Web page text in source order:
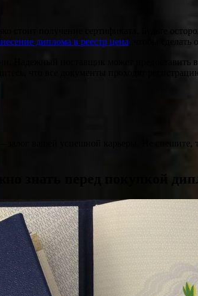
стоит получение сертификата. Будьте
диплома в реестр цена , чтобы
Надежный поставщик может предоставить
что все документы проходят
залог вашей успешной карьеры. Не
знать перед покупкой